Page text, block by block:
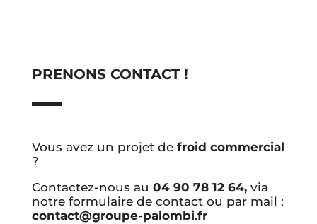
PRENONS CONTACT !
Vous avez un projet de froid commercial
?
Contactez-nous au 04 90 78 12 64, via
notre formulaire de contact ou par mail :
contact@groupe-palombi.fr